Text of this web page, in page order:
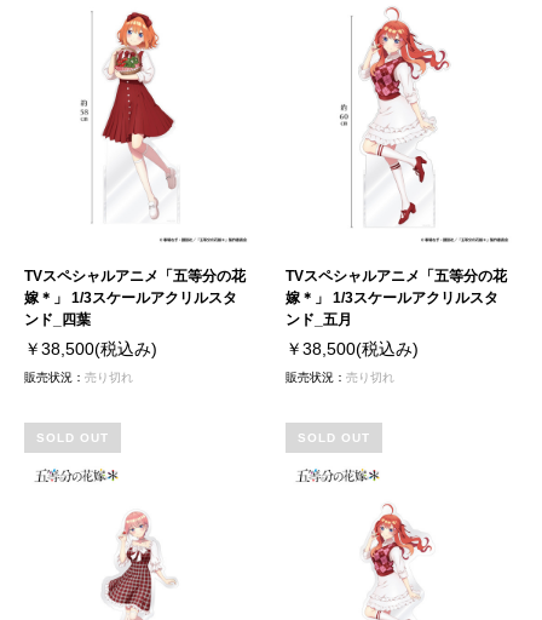
TVスペシャルアニメ「五等分の花
嫁＊」 1/3スケールアクリルスタ
ンド_四葉
￥38,500(税込み)
販売状況： 売り切れ
TVスペシャルアニメ「五等分の花
嫁＊」 1/3スケールアクリルスタ
ンド_五月
￥38,500(税込み)
販売状況：売り切れ
SOLD OUT SOLD OUT